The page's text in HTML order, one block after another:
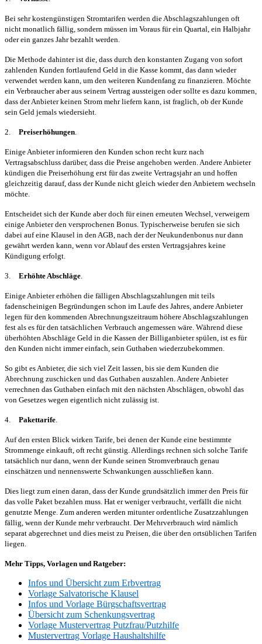
Bei sehr kostengünstigen Stromtarifen werden die Abschlagszahlungen oft
nicht monatlich fällig, sondern müssen im Voraus für ein Quartal, ein Halbjahr
oder ein ganzes Jahr bezahlt werden.
Die Methode dahinter ist die, dass durch den konstanten Zugang von sofort
zahlenden Kunden fortlaufend Geld in die Kasse kommt, das dann wieder
verwendet werden kann, um den weiteren Kundenfang zu finanzieren. Möchte
ein Verbraucher aber aus seinem Vertrag aussteigen oder sollte es dazu kommen,
dass der Anbieter keinen Strom mehr liefern kann, ist fraglich, ob der Kunde
sein Geld jemals wiedersieht.
2. Preiserhöhungen.
Einige Anbieter informieren den Kunden schon recht kurz nach
Vertragsabschluss darüber, dass die Preise angehoben werden. Andere Anbieter
kündigen die Preiserhöhung erst für das zweite Vertragsjahr an und hoffen
gleichzeitig darauf, dass der Kunde nicht gleich wieder den Anbietern wechseln
möchte.
Entscheidet sich der Kunde aber doch für einen erneuten Wechsel, verweigern
einige Anbieter den versprochenen Bonus. Typischerweise berufen sie sich
dabei auf eine Klausel in den AGB, nach der der Neukundenbonus nur dann
gewährt werden kann, wenn vor Ablauf des ersten Vertragsjahres keine
Kündigung erfolgt.
3. Erhöhte Abschläge.
Einige Anbieter erhöhen die fälligen Abschlagszahlungen mit teils
fadenscheinigen Begründungen schon im Laufe des Jahres, andere Anbieter
legen für den kommenden Abrechnungszeitraum höhere Abschlagszahlungen
fest als es für den tatsächlichen Verbrauch angemessen wäre. Während diese
überhöhten Abschläge Geld in die Kassen der Billiganbieter spülen, ist es für
den Kunden nicht immer einfach, sein Guthaben wiederzubekommen.
So gibt es Anbieter, die sich viel Zeit lassen, bis sie dem Kunden die
Abrechnung zuschicken und das Guthaben auszahlen. Andere Anbieter
verrechnen das Guthaben einfach mit den nächsten Abschlägen, obwohl das
von Gesetzes wegen eigentlich nicht zulässig ist.
4. Pakettarife.
Auf den ersten Blick wirken Tarife, bei denen der Kunde eine bestimmte
Strommenge einkauft, oft recht günstig. Allerdings rechnen sich solche Tarife
tatsächlich nur dann, wenn der Kunde seinen Stromverbrauch genau
einschätzen und nennenswerte Schwankungen ausschließen kann.
Dies liegt zum einen daran, dass der Kunde grundsätzlich immer den Preis für
das volle Paket bezahlen muss. Hat er weniger verbraucht, verfällt die nicht
genutzte Menge. Zum anderen werden mitunter ordentliche Zusatzzahlungen
fällig, wenn der Kunde mehr verbraucht. Der Mehrverbrauch wird nämlich
separat abgerechnet und dies meist zu Preisen, die über den ortsüblichen Tarifen
liegen.
Mehr Tipps, Vorlagen und Ratgeber:
Infos und Übersicht zum Erbvertrag
Vorlage Salvatorische Klausel
Infos und Vorlage Bürgschaftsvertrag
Übersicht zum Schenkungsvertrag
Vorlage Mustervertrag Putzfrau/Putzhilfe
Mustervertrag Vorlage Haushaltshilfe